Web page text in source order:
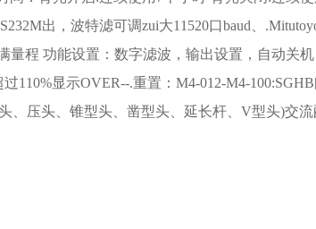
出，波特滤可调zui大11520口baud、
量程 功能设置：数字滤波，输出设置，自动关
110%显示OVER--.重置：M4-012-M4-
、压头、锥型头、凿型头、延长杆、V型头)交